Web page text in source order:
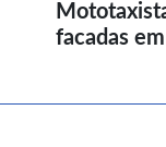
facadas